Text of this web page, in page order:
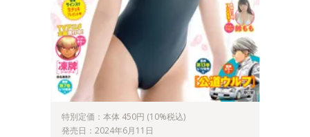
特別定価：本体 450円 (10%税込)
発売日：2024年6月11日